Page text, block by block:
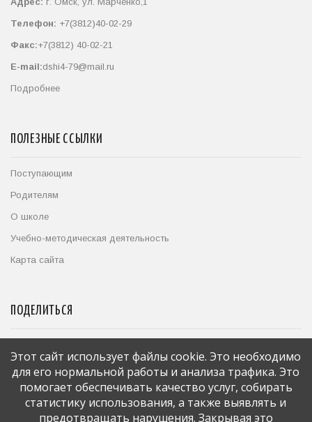
Телефон: +7(3812)40-02-29
Факс:+7(3812) 40-02-21
E-mail:dshi4-79@mail.ru
Подробнее
ПОЛЕЗНЫЕ ССЫЛКИ
Поступающим
Родителям
О школе
Учебно-методическая деятельность
Карта сайта
ПОДЕЛИТЬСЯ
БЛАГОТВОРИТЕЛЬНЫЙ ФОНД
Этот сайт использует файлы cookie. Это необходимо
для его нормальной работы и анализа трафика. Это
помогает обеспечивать качество услуг, собирать
статистику использования, а также выявлять и
предотвращать нарушения. Закрывая это